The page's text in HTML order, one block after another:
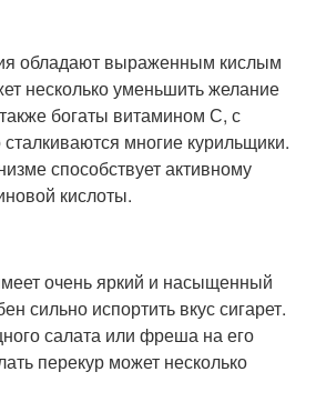
обладают выраженным кислым
несколько уменьшить желание
богаты витамином С, с
многие курильщики.
способствует активному
кислоты.
очень яркий и насыщенный
сильно испортить вкус сигарет.
салата или фреша на его
перекур может несколько